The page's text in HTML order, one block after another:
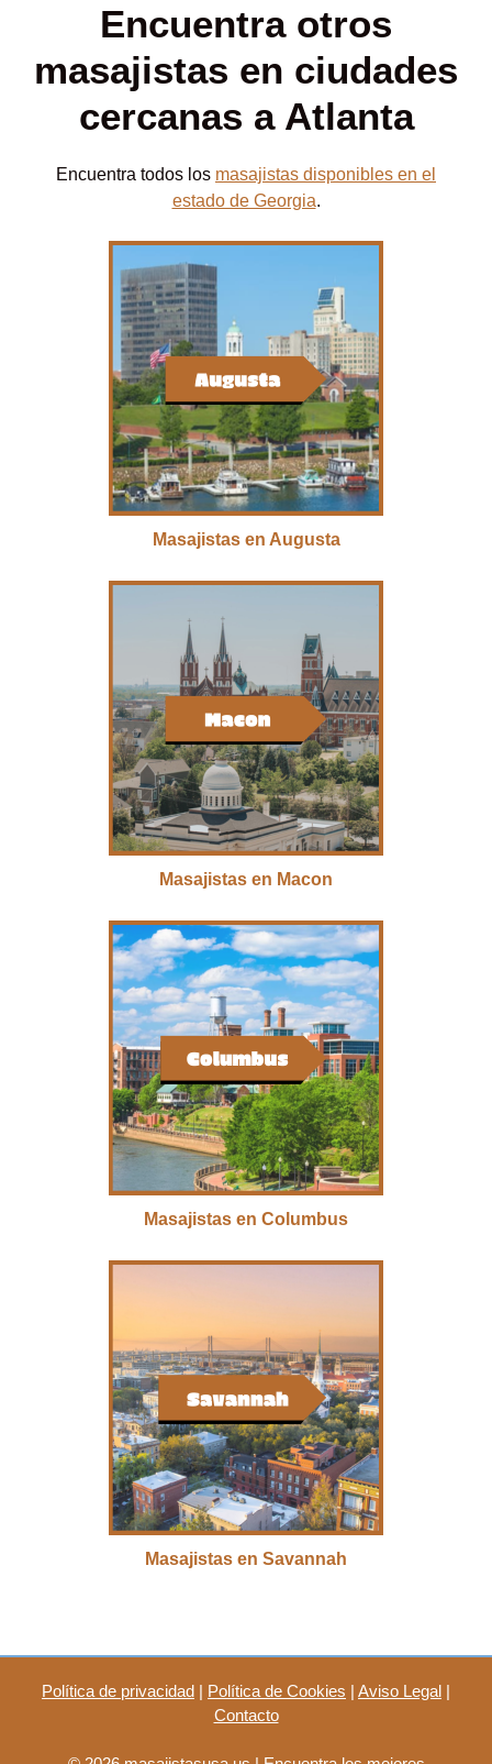
Encuentra otros
masajistas en ciudades
cercanas a Atlanta
Encuentra todos los masajistas disponibles en el
estado de Georgia.
Masajistas en Augusta
Masajistas en Macon
Masajistas en Columbus
Masajistas en Savannah
Política de privacidad | Política de Cookies | Aviso Legal |
Contacto